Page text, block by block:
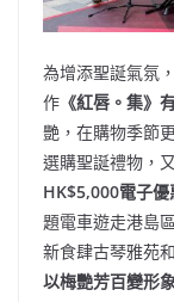
為增添聖誕氣氛，
作 《紅唇。集》
艷，在購物季節
選購聖誕禮物，又
HK$5,000電子
題電車遊走港島
新食肆古琴雅苑
以梅艷芳百變形